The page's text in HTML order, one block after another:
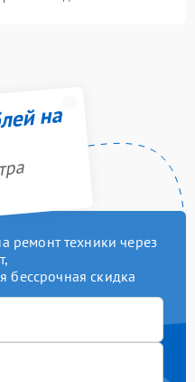
на
ремонт техники через
бессрочная скидка